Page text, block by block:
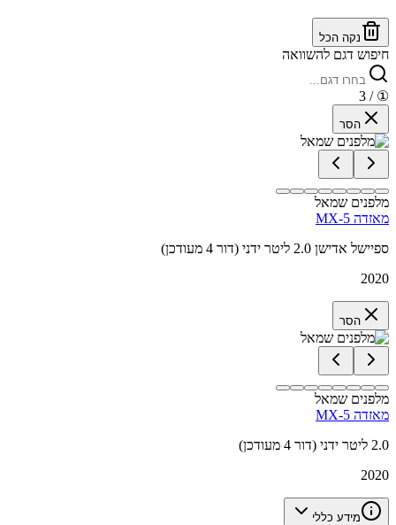
נקה הכל
חיפוש דגם להשוואה
①
/ 3
הסר
מלפנים שמאל
מאזדה MX-5
ספיישל אדישן 2.0 ליטר ידני (דור 4 מעודכן)
2020
הסר
מלפנים שמאל
מאזדה MX-5
2.0 ליטר ידני (דור 4 מעודכן)
2020
מידע כללי